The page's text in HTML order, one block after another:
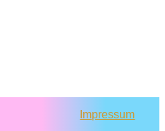
Impressum